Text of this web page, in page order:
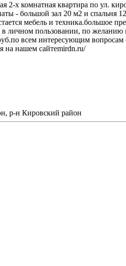
2-х комнатная квартира по ул.
- большой зал 20 м2 и спальня
мебель и техника.большое
личном пользовании, по желанию
всем интересующим вопросам
на нашем сайтеmirdn.ru/
р-н Кировский район